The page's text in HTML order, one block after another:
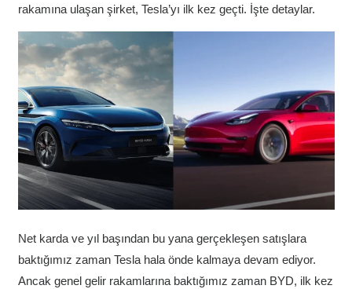
rakamına ulaşan şirket, Tesla’yı ilk kez geçti. İşte detaylar.
Net karda ve yıl başından bu yana gerçekleşen satışlara
baktığımız zaman Tesla hala önde kalmaya devam ediyor.
Ancak genel gelir rakamlarına baktığımız zaman BYD, ilk kez